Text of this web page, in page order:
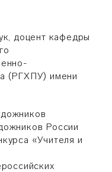
доцент кафедры
(РГХПУ) имени
России
«Учителя и